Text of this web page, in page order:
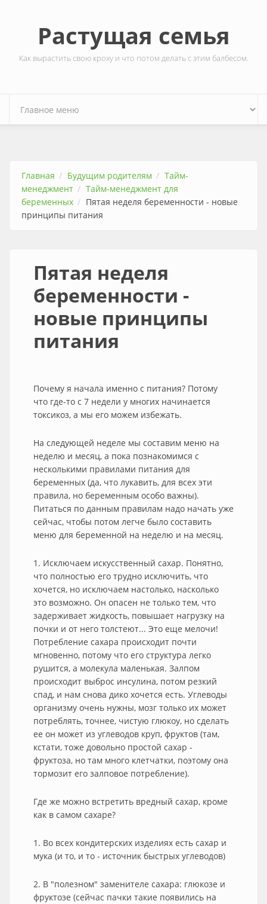
Растущая семья
Как вырастить свою кроху и что потом делать с этим балбесом.
Главная Будущим родителям
Тайм-
менеджмент
Тайм-менеджмент для
беременных
Пятая неделя беременности - новые
принципы питания
Пятая неделя
беременности -
новые принципы
питания
Почему я начала именно с питания? Потому
что где-то с 7 недели у многих начинается
токсикоз, а мы его можем избежать.
На следующей неделе мы составим меню на
неделю и месяц, а пока познакомимся с
несколькими правилами питания для
беременных (да, что лукавить, для всех эти
правила, но беременным особо важны).
Питаться по данным правилам надо начать уже
сейчас, чтобы потом легче было составить
меню для беременной на неделю и на месяц.
1. Исключаем искусственный сахар. Понятно,
что полностью его трудно исключить, что
хочется, но исключаем настолько, насколько
это возможно. Он опасен не только тем, что
задерживает жидкость, повышает нагрузку на
почки и от него толстеют... Это еще мелочи!
Потребление сахара происходит почти
мгновенно, потому что его структура легко
рушится, а молекула маленькая. Залпом
происходит выброс инсулина, потом резкий
спад, и нам снова дико хочется есть. Углеводы
организму очень нужны, мозг только их может
потреблять, точнее, чистую глюкоу, но сделать
ее он может из углеводов круп, фруктов (там,
кстати, тоже довольно простой сахар -
фруктоза, но там много клетчатки, поэтому она
тормозит его залповое потребление).
Где же можно встретить вредный сахар, кроме
как в самом сахаре?
1. Во всех кондитерских изделиях есть сахар и
мука (и то, и то - источник быстрых углеводов)
2. В "полезном" заменителе сахара: глюкозе и
фруктозе (сейчас пачки такие появились на